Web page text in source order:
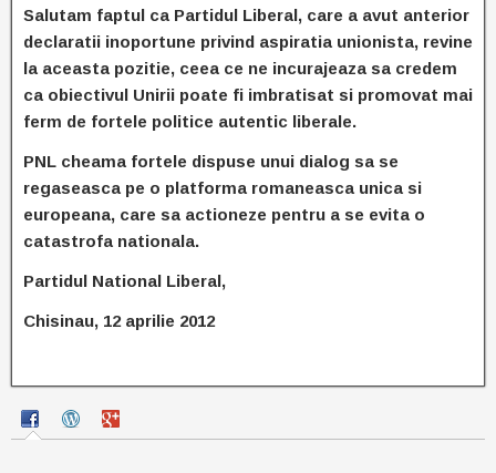
Salutam faptul ca Partidul Liberal, care a avut anterior
declaratii inoportune privind aspiratia unionista, revine
la aceasta pozitie, ceea ce ne incurajeaza sa credem
ca obiectivul Unirii poate fi imbratisat si promovat mai
ferm de fortele politice autentic liberale.
PNL cheama fortele dispuse unui dialog sa se
regaseasca pe o platforma romaneasca unica si
europeana, care sa actioneze pentru a se evita o
catastrofa nationala.
Partidul National Liberal,
Chisinau, 12 aprilie 2012